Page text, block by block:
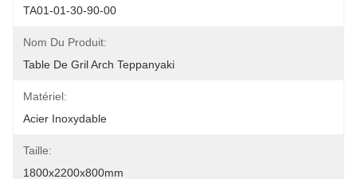
TA01-01-30-90-00
Nom Du Produit:
Table De Gril Arch Teppanyaki
Matériel:
Acier Inoxydable
Taille:
1800x2200x800mm